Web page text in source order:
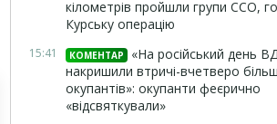
кілометрів пройшли групи ССО,
Курську операцію
15:41 КОМЕНТАР
«На російський день
накришили втричі-вчетверо
окупантів»: окупанти феєрично
«відсвяткували»